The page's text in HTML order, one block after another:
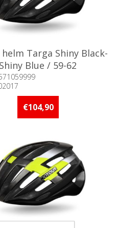
Targa Shiny Black-
Shiny Blue / 59-62
Minder dan 5 stuks
€104,90